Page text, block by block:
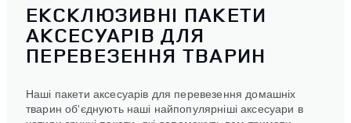
ЕКСКЛЮЗИВНІ ПАКЕТИ
АКСЕСУАРІВ ДЛЯ
ПЕРЕВЕЗЕННЯ ТВАРИН
Наші пакети аксесуарів для перевезення домашніх
тварин об'єднують наші найпопулярніші аксесуари в